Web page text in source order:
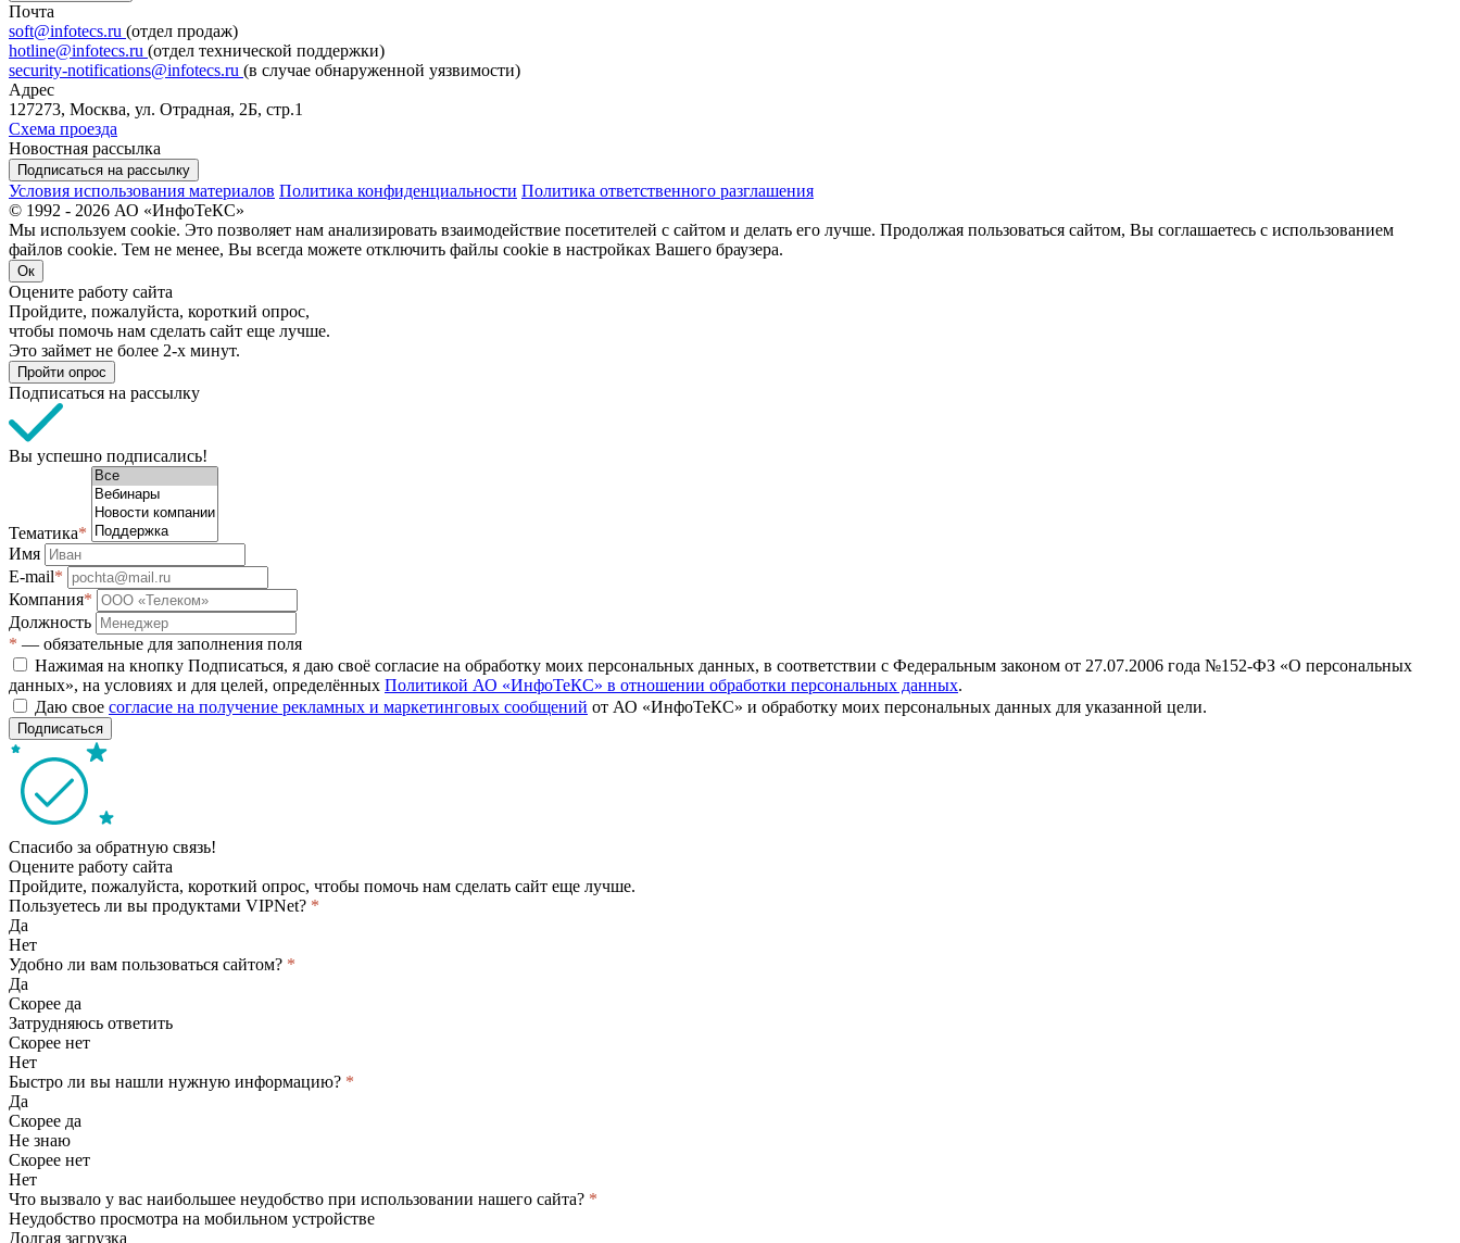
Почта
soft@infotecs.ru (отдел продаж)
hotline@infotecs.ru (отдел технической поддержки)
security-notifications@infotecs.ru (в случае обнаруженной уязвимости)
Адрес
127273, Москва, ул. Отрадная, 2Б, стр.1
Схема проезда
Новостная рассылка
Подписаться на рассылку
Условия использования материалов Политика конфиденциальности Политика ответственного разглашения
© 1992 - 2026 АО «ИнфоТеКС»
Мы используем cookie. Это позволяет нам анализировать взаимодействие посетителей с сайтом и делать его лучше. Продолжая пользоваться сайтом, Вы соглашаетесь с использованием
файлов cookie. Тем не менее, Вы всегда можете отключить файлы cookie в настройках Вашего браузера.
Ок
Оцените работу сайта
Пройдите, пожалуйста, короткий опрос,
чтобы помочь нам сделать сайт еще лучше.
Это займет не более 2-х минут.
Пройти опрос
Подписаться на рассылку
Вы успешно подписались!
Тематика*
Имя
E-mail*
Компания*
Должность
* — обязательные для заполнения поля
Нажимая на кнопку Подписаться, я даю своё согласие на обработку моих персональных данных, в соответствии с Федеральным законом от 27.07.2006 года №152-ФЗ «О персональных
данных», на условиях и для целей, определённых Политикой АО «ИнфоТеКС» в отношении обработки персональных данных.
Даю свое согласие на получение рекламных и маркетинговых сообщений от АО «ИнфоТеКС» и обработку моих персональных данных для указанной цели.
Подписаться
Спасибо за обратную связь!
Оцените работу сайта
Пройдите, пожалуйста, короткий опрос, чтобы помочь нам сделать сайт еще лучше.
Пользуетесь ли вы продуктами VIPNet? *
Да
Нет
Удобно ли вам пользоваться сайтом? *
Да
Скорее да
Затрудняюсь ответить
Скорее нет
Нет
Быстро ли вы нашли нужную информацию? *
Да
Скорее да
Не знаю
Скорее нет
Нет
Что вызвало у вас наибольшее неудобство при использовании нашего сайта? *
Неудобство просмотра на мобильном устройстве
Долгая загрузка